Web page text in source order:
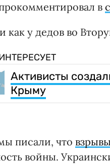
в
как у дедов во
Активисты
Крыму
писали, что
войны.